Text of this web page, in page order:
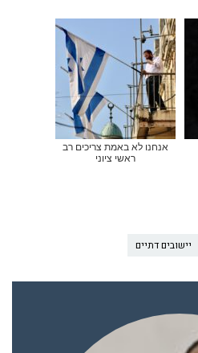
אנחנו לא באמת צריכים רב
ראשי ציוני
יישובים דתיים